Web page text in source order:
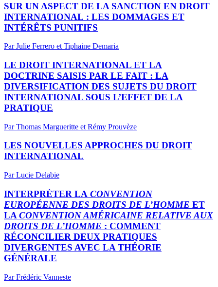
SUR UN ASPECT DE LA SANCTION EN DROIT
INTERNATIONAL : LES DOMMAGES ET
INTÉRÊTS PUNITIFS
Par Julie Ferrero et Tiphaine Demaria
LE DROIT INTERNATIONAL ET LA
DOCTRINE SAISIS PAR LE FAIT : LA
DIVERSIFICATION DES SUJETS DU DROIT
INTERNATIONAL SOUS L’EFFET DE LA
PRATIQUE
Par Thomas Margueritte et Rémy Prouvèze
LES NOUVELLES APPROCHES DU DROIT
INTERNATIONAL
Par Lucie Delabie
INTERPRÉTER LA CONVENTION
EUROPÉENNE DES DROITS DE L’HOMME ET
LA CONVENTION AMÉRICAINE RELATIVE AUX
DROITS DE L’HOMME : COMMENT
RÉCONCILIER DEUX PRATIQUES
DIVERGENTES AVEC LA THÉORIE
GÉNÉRALE
Par Frédéric Vanneste